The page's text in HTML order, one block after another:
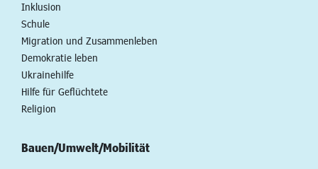
Inklusion
Schule
Migration und Zusammenleben
Demokratie leben
Ukrainehilfe
Hilfe für Geflüchtete
Religion
Bauen/Umwelt/Mobilität